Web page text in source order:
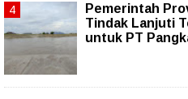
Pemerintah
Tindak Lanjuti
untuk PT